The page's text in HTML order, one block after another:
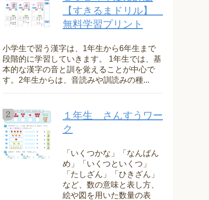
【すきるまドリル】
無料学習プリント
小学生で習う漢字は、1年生から6年生まで
段階的に学習していきます。 1年生では、基
本的な漢字の音と訓を覚えることが中心で
す。2年生からは、音読みや訓読みの種...
１年生 さんすうワー
ク
「いくつかな」「なんばん
め」「いくつといくつ」
「たしざん」「ひきざん」
など、数の意味と表し方、
絵や図を用いた数量の表